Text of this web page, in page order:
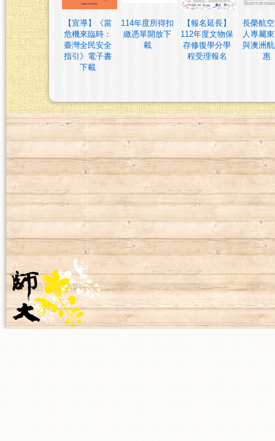
【宣導】《當
危機來臨時：
臺灣全民安全
指引》電子書
下載
114年度所得扣
繳憑單開放下
載
【報名延長】
112年度文物保
存修復學分學
程受理報名
長榮航
人專屬
與澳洲
惠